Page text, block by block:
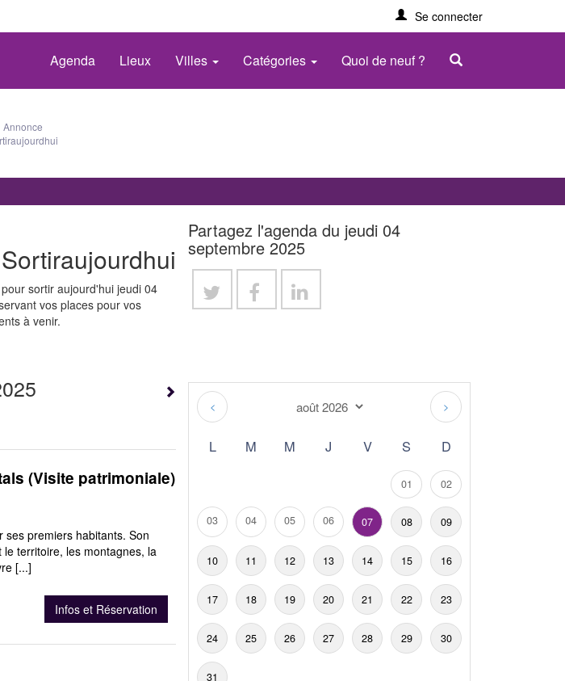
Se connecter
Agenda Lieux Villes Catégories Quoi de neuf ?
Annonce
sortir aujourd'hui jeudi 04
vos places pour vos
à venir.
(Visite patrimoniale)
ses premiers habitants. Son
territoire, les montagnes, la
[...]
Infos et Réservation
Partagez l'agenda du jeudi 04
septembre 2025
< >
L M M J V S D
01 02
03 04 05 06 07 08 09
10 11 12 13 14 15 16
17 18 19 20 21 22 23
24 25 26 27 28 29 30
31